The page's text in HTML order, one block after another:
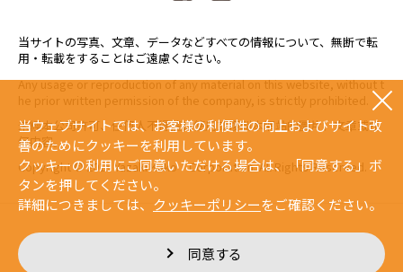
当サイトの写真、文章、データなどすべての情報について、無断で転
用・転載をすることはご遠慮ください。
Any usage or reproduction of any material on this website, without t
he prior written permission of the company, is strictly prohibited.
未經本公司許可、任何人不得擅自使用或複製本網站的圖片、文章或任
何内容。
Copyright © 2015 Yazaki Kako Corporation. All Rights Reserved.
当ウェブサイトでは、お客様の利便性の向上およびサイト改
善のためにクッキーを利用しています。
クッキーの利用にご同意いただける場合は、「同意する」ボ
タンを押してください。
詳細につきましては、 クッキーポリシーをご確認ください。
同意する